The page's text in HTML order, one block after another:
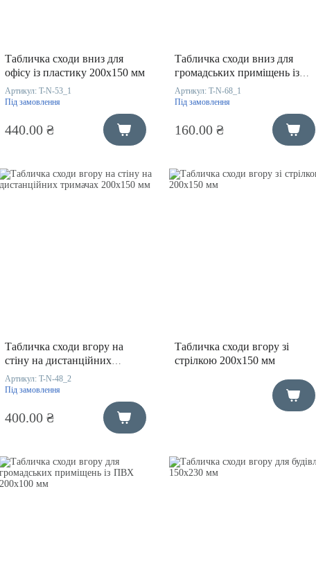
Табличка сходи вниз для
офісу із пластику 200х150 мм
Артикул: T-N-53_1
Під замовлення
440.00 ₴
Табличка сходи вниз для
громадських приміщень із
ПВХ 200х100 мм
Артикул: T-N-68_1
Під замовлення
160.00 ₴
Табличка сходи вгору на
стіну на дистанційних
тримачах 200х150 мм
Артикул: T-N-48_2
Під замовлення
400.00 ₴
Табличка сходи вгору зі
стрілкою 200х150 мм